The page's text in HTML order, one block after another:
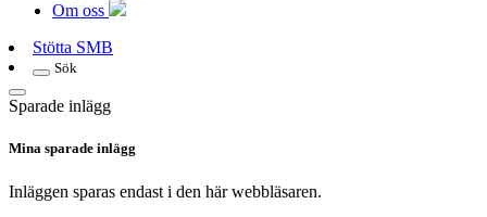
Om oss
Stötta SMB
Sök
Sparade inlägg
Mina sparade inlägg
Inläggen sparas endast i den här webbläsaren.